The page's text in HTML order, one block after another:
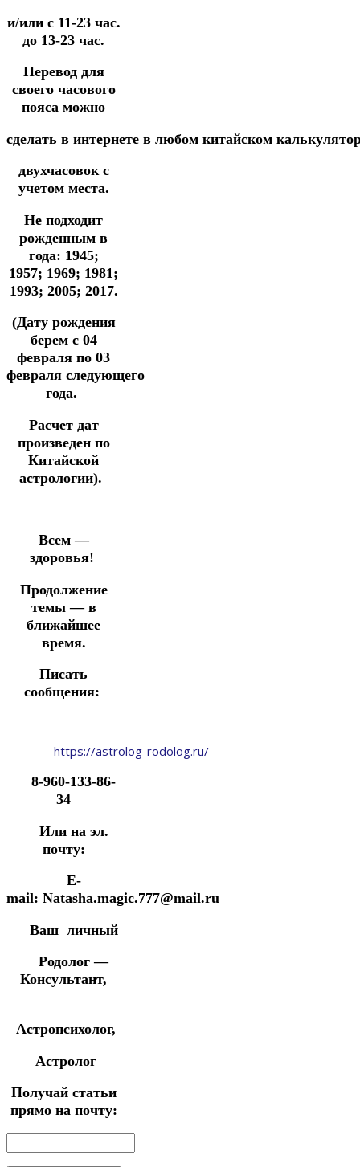
и/или с 11-23 час.
до 13-23 час.
Перевод для
своего часового
пояса можно
сделать в интернете в любом китайском
двухчасовок с
учетом места.
Не подходит
рожденным в
года: 1945;
1957; 1969; 1981;
1993; 2005; 2017.
(Дату рождения
берем с 04
февраля по 03
февраля следующего
года.
Расчет дат
произведен по
Китайской
астрологии).
Всем —
здоровья!
Продолжение
темы — в
ближайшее
время.
Писать
сообщения:
https://astrolog-rodolog.ru/
8-960-133-86-
34
Или на эл.
почту:
E-
mail: Natasha.magic.777@mail.ru
Ваш личный
Родолог —
Консультант,
Астропсихолог,
Астролог
Получай статьи
прямо на почту: